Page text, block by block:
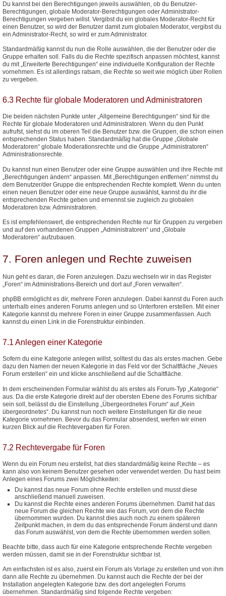
Du kannst bei den Berechtigungen jeweils auswählen, ob du Benutzer-
Berechtigungen, globale Moderator-Berechtigungen oder Administrator-
Berechtigungen vergeben willst. Vergibst du ein globales Moderator-Recht für
einen Benutzer, so wird der Benutzer damit zum globalen Moderator, vergibst du
ein Administrator-Recht, so wird er zum Administrator.
Standardmäßig kannst du nun die Rolle auswählen, die der Benutzer oder die
Gruppe erhalten soll. Falls du die Rechte spezifisch anpassen möchtest, kannst
du mit „Erweiterte Berechtigungen“ eine individuelle Konfiguration der Rechte
vornehmen. Es ist allerdings ratsam, die Rechte so weit wie möglich über Rollen
zu vergeben.
6.3 Rechte für globale Moderatoren und Administratoren
Die beiden nächsten Punkte unter „Allgemeine Berechtigungen“ sind für die
Rechte für globale Moderatoren und Administratoren. Wenn du den Punkt
aufrufst, siehst du im oberen Teil die Benutzer bzw. die Gruppen, die schon einen
entsprechenden Status haben. Standardmäßig hat die Gruppe „Globale
Moderatoren“ globale Moderationsrechte und die Gruppe „Administratoren“
Administrationsrechte.
Du kannst nun einen Benutzer oder eine Gruppe auswählen und ihre Rechte mit
„Berechtigungen ändern“ anpassen. Mit „Berechtigungen entfernen“ nimmst du
dem Benutzer/der Gruppe die entsprechenden Rechte komplett. Wenn du unten
einen neuen Benutzer oder eine neue Gruppe auswählst, kannst du ihr die
entsprechenden Rechte geben und ernennst sie zugleich zu globalen
Moderatoren bzw. Administratoren.
Es ist empfehlenswert, die entsprechenden Rechte nur für Gruppen zu vergeben
und auf den vorhandenen Gruppen „Administratoren“ und „Globale
Moderatoren“ aufzubauen.
7. Foren anlegen und Rechte zuweisen
Nun geht es daran, die Foren anzulegen. Dazu wechseln wir in das Register
„Foren“ im Administrations-Bereich und dort auf „Foren verwalten“.
phpBB ermöglicht es dir, mehrere Foren anzulegen. Dabei kannst du Foren auch
unterhalb eines anderen Forums anlegen und so Unterforen erstellen. Mit einer
Kategorie kannst du mehrere Foren in einer Gruppe zusammenfassen. Auch
kannst du einen Link in die Forenstruktur einbinden.
7.1 Anlegen einer Kategorie
Sofern du eine Kategorie anlegen willst, solltest du das als erstes machen. Gebe
dazu den Namen der neuen Kategorie in das Feld vor der Schaltfläche „Neues
Forum erstellen“ ein und klicke anschließend auf die Schaltfläche.
In dem erscheinenden Formular wählst du als erstes als Forum-Typ „Kategorie“
aus. Da die erste Kategorie direkt auf der obersten Ebene des Forums sichtbar
sein soll, belässt du die Einstellung „Übergeordnetes Forum“ auf „Kein
übergeordnetes“. Du kannst nun noch weitere Einstellungen für die neue
Kategorie vornehmen. Bevor du das Formular absendest, werfen wir einen
kurzen Blick auf die Rechtevergaben für Foren.
7.2 Rechtevergabe für Foren
Wenn du ein Forum neu erstellst, hat dies standardmäßig keine Rechte – es
kann also von keinem Benutzer gesehen oder verwendet werden. Du hast beim
Anlegen eines Forums zwei Möglichkeiten:
Du kannst das neue Forum ohne Rechte erstellen und musst diese
anschließend manuell zuweisen.
Du kannst die Rechte eines anderen Forums übernehmen. Damit hat das
neue Forum die gleichen Rechte wie das Forum, von dem die Rechte
übernommen wurden. Du kannst dies auch noch zu einem späteren
Zeitpunkt machen, in dem du das entsprechende Forum änderst und dann
das Forum auswählst, von dem die Rechte übernommen werden sollen.
Beachte bitte, dass auch für eine Kategorie entsprechende Rechte vergeben
werden müssen, damit sie in der Forenstruktur sichtbar ist.
Am einfachsten ist es also, zuerst ein Forum als Vorlage zu erstellen und von ihm
dann alle Rechte zu übernehmen. Du kannst auch die Rechte der bei der
Installation angelegten Kategorie bzw. des dort angelegten Forums
übernehmen. Standardmäßig sind folgende Rechte vergeben: